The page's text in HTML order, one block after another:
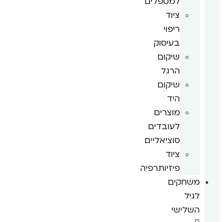
ציוד
ריפוי
בעיסוק
שיקום
הרגל
שיקום
היד
מוצרים
לעובדים
סוציאליים
ציוד
פיזיותרפיה
משחקים
לגיל
השלישי